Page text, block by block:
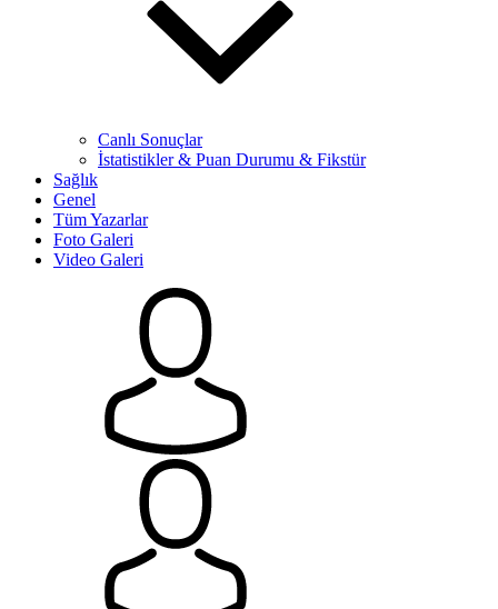
Canlı Sonuçlar
İstatistikler & Puan Durumu & Fikstür
Sağlık
Genel
Tüm Yazarlar
Foto Galeri
Video Galeri